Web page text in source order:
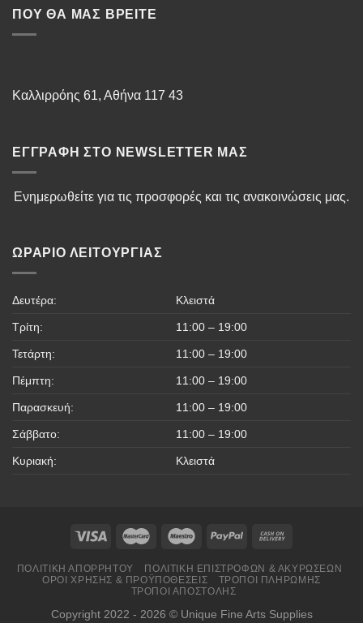
ΠΟΥ ΘΑ ΜΑΣ ΒΡΕΊΤΕ
Καλλιρρόης 61, Αθήνα 117 43
ΕΓΓΡΑΦΉ ΣΤΟ NEWSLETTER ΜΑΣ
Ενημερωθείτε για τις προσφορές και τις ανακοινώσεις μας.
ΩΡΆΡΙΟ ΛΕΙΤΟΥΡΓΊΑΣ
Δευτέρα: Κλειστά
Τρίτη: 11:00 – 19:00
Τετάρτη: 11:00 – 19:00
Πέμπτη: 11:00 – 19:00
Παρασκευή: 11:00 – 19:00
Σάββατο: 11:00 – 19:00
Κυριακή: Κλειστά
ΠΟΛΙΤΙΚΉ ΑΠΟΡΡΉΤΟΥ
ΠΟΛΙΤΙΚΉ ΕΠΙΣΤΡΟΦΏΝ & ΑΚΥΡΏΣΕΩΝ
ΌΡΟΙ ΧΡΉΣΗΣ & ΠΡΟΫΠΟΘΈΣΕΙΣ
ΤΡΌΠΟΙ ΠΛΗΡΩΜΉΣ
ΤΡΌΠΟΙ ΑΠΟΣΤΟΛΉΣ
Copyright 2022 - 2026 © Unique Fine Arts Supplies